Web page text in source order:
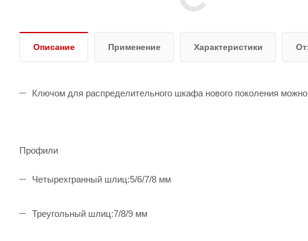
Описание Применение Характеристики
Ключом для распределительного шкафа нового поколения
Профили
Четырехгранный шлиц:5/6/7/8 мм
Треугольный шлиц:7/8/9 мм